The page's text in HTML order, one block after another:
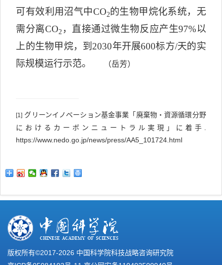
可有效利用沼气中CO2的生物甲烷化系统，无
需分离CO2 ，直接通过微生物反应产生97%以
上的生物甲烷，到 2030年开展600标方/天的实
际规模运行示范。
（岳芳）
[1] グリーンイノベーション基金事業「廃棄物・資源循環分野
におけるカーボンニュートラル実現」に着手
https://www.nedo.go.jp/news/press/AA5_101724.html
版权所有©2017-2026 中国科学院科技战略咨询研究院